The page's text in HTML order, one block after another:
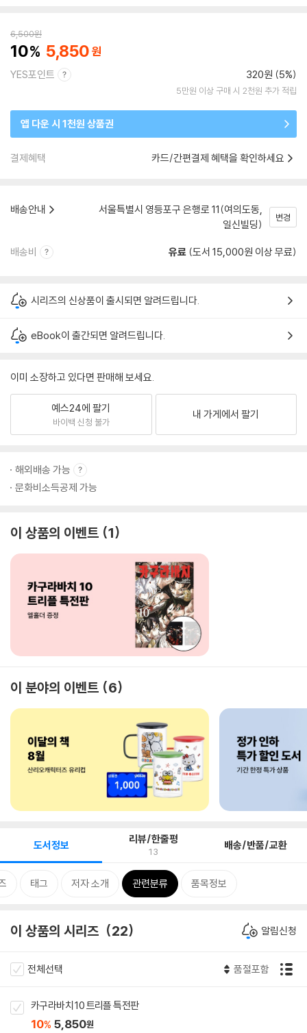
6,500원
10 5,850
YES포인트 320원 (5%)
5만원 이상 구매 시 2천원 추가 적립
앱 다운 시 1천원 상품권
결제혜택 카드/간편결제 혜택을 확인하세요
배송안내
서울특별시 영등포구 은행로 11(여의도동,
일신빌딩)
변경
배송비 유료 (도서 15,000원 이상 무료)
시리즈의 신상품이 출시되면 알려드립니다.
eBook이 출간되면 알려드립니다.
이미 소장하고 있다면 판매해 보세요.
예스24에 팔기
바이백 신청 불가
내 가게에서 팔기
해외배송 가능
문화비소득공제 가능
이 상품의 이벤트 1
이 분야의 이벤트 6
도서정보 리뷰/한줄평
13 배송/반품/교환
태그 저자 소개 관련분류 품목정보
이 상품의 시리즈 22 알림신청
전체선택 품절포함
카구라바치 10 트리플 특전판
10% 5,850원